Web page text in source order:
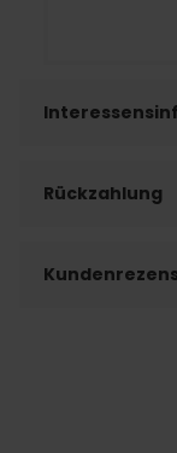
Rückzahlung